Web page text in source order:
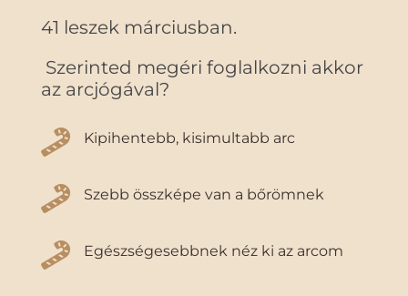
41 leszek márciusban.
Szerinted megéri foglalkozni akkor
az arcjógával?
 Kipihentebb, kisimultabb arc
 Szebb összképe van a bőrömnek
 Egészségesebbnek néz ki az arcom